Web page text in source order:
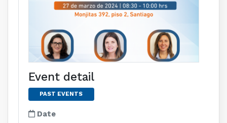
Event detail
PAST EVENTS
Date